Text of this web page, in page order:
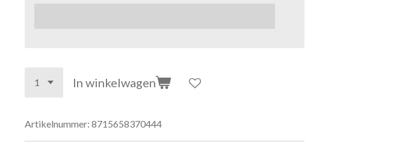
In winkelwagen
Artikelnummer: 8715658370444